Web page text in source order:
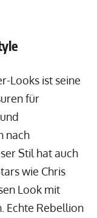
Looks ist seine
für
nach
Stil hat auch
wie Chris
Look mit
Echte Rebellion